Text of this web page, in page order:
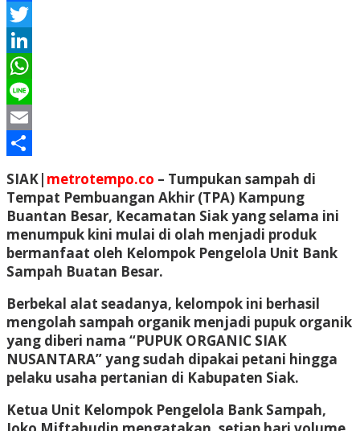
Facebook
Twitter
LinkedIn
WhatsApp
Line
Email
Share
SIAK| metrotempo.co – Tumpukan sampah di
Tempat Pembuangan Akhir (TPA) Kampung
Buantan Besar, Kecamatan Siak yang selama ini
menumpuk kini mulai di olah menjadi produk
bermanfaat oleh Kelompok Pengelola Unit Bank
Sampah Buatan Besar.
Berbekal alat seadanya, kelompok ini berhasil
mengolah sampah organik menjadi pupuk organik
yang diberi nama “PUPUK ORGANIC SIAK
NUSANTARA” yang sudah dipakai petani hingga
pelaku usaha pertanian di Kabupaten Siak.
Ketua Unit Kelompok Pengelola Bank Sampah,